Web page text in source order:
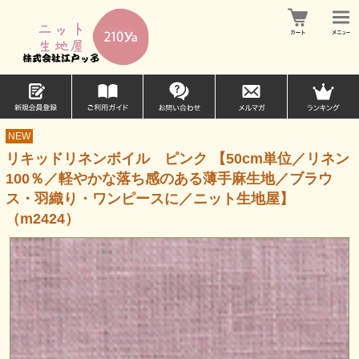
NEW
リキッドリネンボイル ピンク 【50cm単位／リネン
100％／軽やかな落ち感のある薄手麻生地／ブラウ
ス・羽織り・ワンピースに／ニット生地屋】
（m2424）